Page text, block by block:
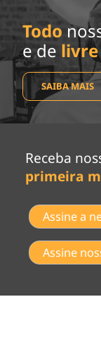
Todo
e de livre
SAIBA MAIS
Receba
primeira
Assine a
Assine